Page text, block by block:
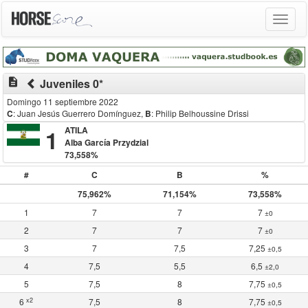
Toggle
description Juveniles 0*
Domingo 11 septiembre 2022
C: Juan Jesús Guerrero Domínguez, B: Philip Belhoussine Drissi
1
ATILA
Alba García Przydzial
73,558%
#
C B
%
75,962%
71,154% 73,558%
1 7 7 7 ±0
2 7 7 7 ±0
3 7 7,5 7,25 ±0,5
4 7,5 5,5 6,5 ±2,0
5 7,5 8 7,75 ±0,5
6 x2 7,5 8 7,75 ±0,5